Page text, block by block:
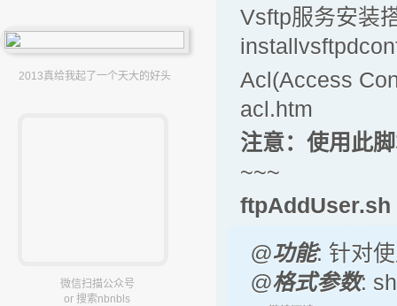
2013真给我起了一个天大的好头
微信扫描公众号
or 搜索nbnbls
Vsftp服务安装
Acl(Access
acl.htm
注意：使用此
~~~
ftpAddUser.sh
@功能: 针对
@格式参数: